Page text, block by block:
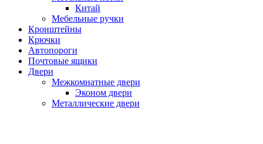
Китай
Мебельные ручки
Кронштейны
Крючки
Автопороги
Почтовые ящики
Двери
Межкомнатные двери
Эконом двери
Металлические двери